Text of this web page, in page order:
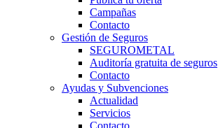
Campañas
Contacto
Gestión de Seguros
SEGUROMETAL
Auditoría gratuita de seguros
Contacto
Ayudas y Subvenciones
Actualidad
Servicios
Contacto